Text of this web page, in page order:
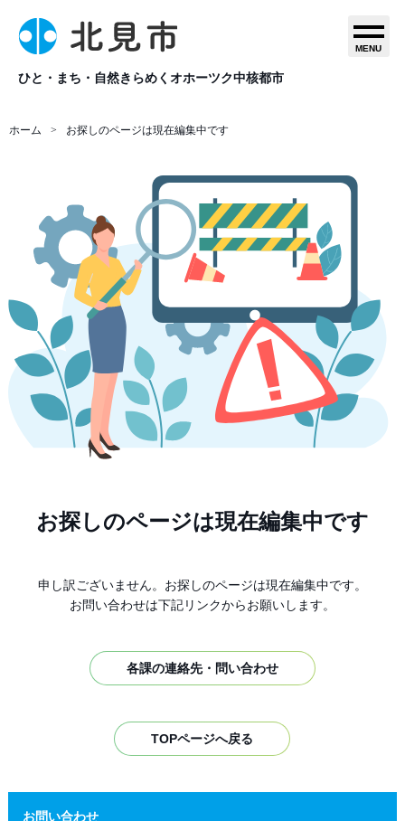
ひと・まち・自然きらめくオホーツク中核都市
MENU
ホーム お探しのページは現在編集中です
お探しのページは現在編集中です
申し訳ございません。お探しのページは現在編集中です。
お問い合わせは下記リンクからお願いします。
各課の連絡先・問い合わせ
TOPページへ戻る
お問い合わせ